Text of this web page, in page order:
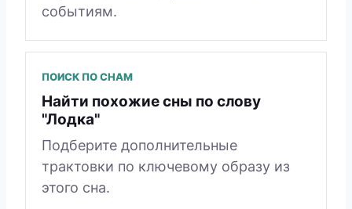
событиям.
ПОИСК ПО СНАМ
Найти похожие сны по слову
"Лодка"
Подберите дополнительные
трактовки по ключевому образу из
этого сна.